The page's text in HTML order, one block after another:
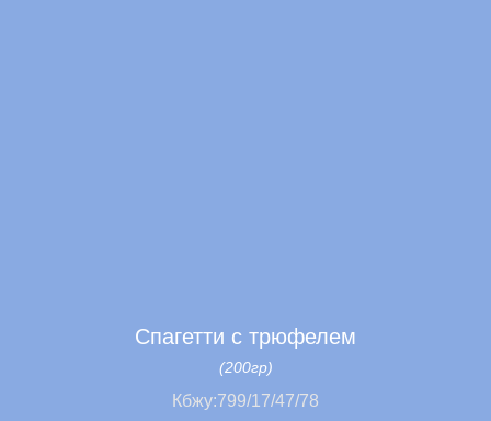
Спагетти с трюфелем
(200гр)
Кбжу:799/17/47/78